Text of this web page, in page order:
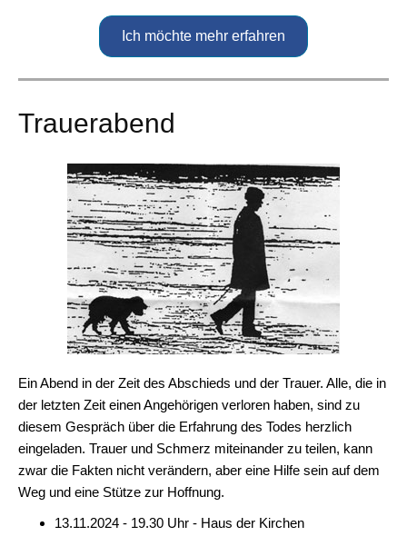
Ich möchte mehr erfahren
Trauerabend
Ein Abend in der Zeit des Abschieds und der Trauer. Alle, die in
der letzten Zeit einen Angehörigen verloren haben, sind zu
diesem Gespräch über die Erfahrung des Todes herzlich
eingeladen. Trauer und Schmerz miteinander zu teilen, kann
zwar die Fakten nicht verändern, aber eine Hilfe sein auf dem
Weg und eine Stütze zur Hoffnung.
13.11.2024 - 19.30 Uhr - Haus der Kirchen